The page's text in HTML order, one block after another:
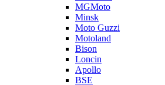
MGMoto
Minsk
Moto Guzzi
Motoland
Bison
Loncin
Apollo
BSE